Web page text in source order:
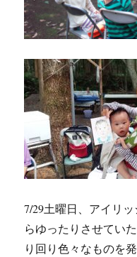
7/29土曜日、アイリ
らゆったりさせてい
り回り色々なものを